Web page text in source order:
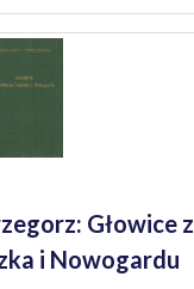
Głowice z
i Nowogardu